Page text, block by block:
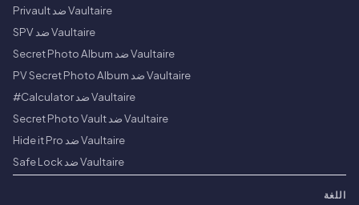
Vaultaire ضد Privault
Vaultaire ضد SPV
Vaultaire ضد Secret Photo Album
Vaultaire ضد PV Secret Photo Album
Vaultaire ضد Calculator#
Vaultaire ضد Secret Photo Vault
Vaultaire ضد Hide it Pro
Vaultaire ضد Safe Lock
اللغة